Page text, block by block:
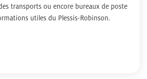
transports ou encore bureaux de poste
utiles du Plessis-Robinson.